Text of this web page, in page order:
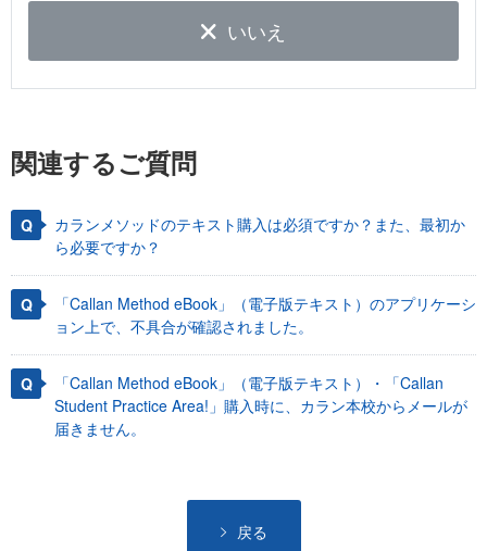
いいえ
関連するご質問
カランメソッドのテキスト購入は必須ですか？また、最初か
ら必要ですか？
「Callan Method eBook」（電子版テキスト）のアプリケーシ
ョン上で、不具合が確認されました。
「Callan Method eBook」（電子版テキスト）・「Callan
Student Practice Area!」購入時に、カラン本校からメールが
届きません。
戻る